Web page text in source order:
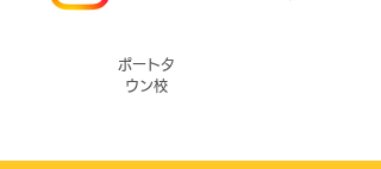
ポートタ
ウン校